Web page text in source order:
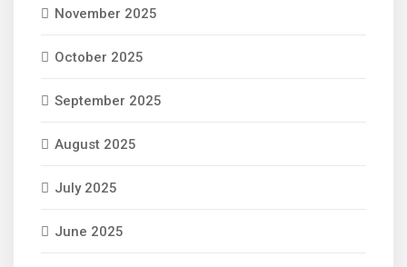
November 2025
October 2025
September 2025
August 2025
July 2025
June 2025